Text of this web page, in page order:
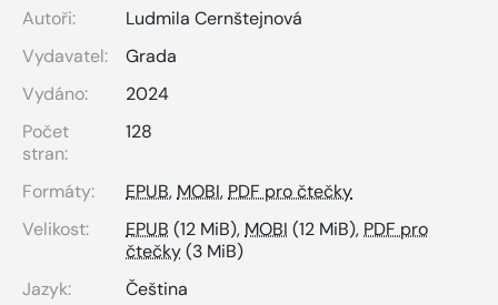
Autoři:
Ludmila Cernštejnová
Vydavatel:
Grada
Vydáno:
2024
Počet
stran:
128
Formáty: EPUB, MOBI, PDF pro čtečky
Velikost:
EPUB (12 MiB), MOBI (12 MiB), PDF pro
čtečky(3 MiB)
Jazyk:
Čeština